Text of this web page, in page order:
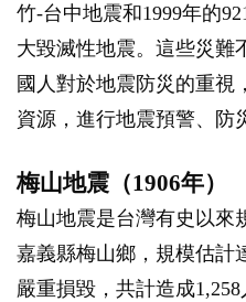
竹-台中地震和1999年的
大毀滅性地震。這些災難
國人對於地震防災的重視
資源，進行地震預警、防
梅山地震（1906年）
梅山地震是台灣有史以來
嘉義縣梅山鄉，規模估計
嚴重損毀，共計造成